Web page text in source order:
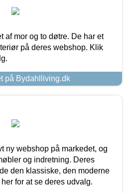
af mor og to døtre. De har et
på deres webshop. Klik
på Bydahlliving.dk
ny webshop på markedet, og
og indretning. Deres
den klassiske, den moderne
for at se deres udvalg.